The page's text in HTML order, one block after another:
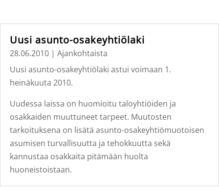
Uusi asunto-osakeyhtiölaki
28.06.2010 | Ajankohtaista
Uusi asunto-osakeyhtiölaki astui voimaan 1.
heinäkuuta 2010.
Uudessa laissa on huomioitu taloyhtiöiden ja
osakkaiden muuttuneet tarpeet. Muutosten
tarkoituksena on lisätä asunto-osakeyhtiömuotoisen
asumisen turvallisuutta ja tehokkuutta sekä
kannustaa osakkaita pitämään huolta
huoneistoistaan.